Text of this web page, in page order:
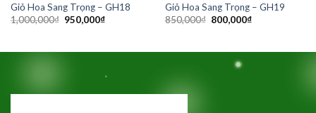
Giỏ Hoa Sang Trọng – GH18
1,000,000₫ Giá
950,000₫Giá
950,000₫.
Giỏ Hoa Sang Trọng – GH19
850,000₫ Giá
800,000₫Giá
800,000₫.